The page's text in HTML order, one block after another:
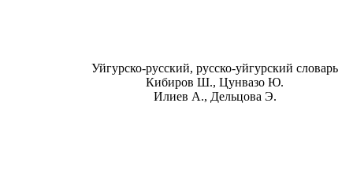
Уйгурско-русский, русско-уйгурский словарь
Кибиров Ш., Цунвазо Ю.
Илиев А., Дельцова Э.